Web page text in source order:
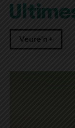
Veure'n +